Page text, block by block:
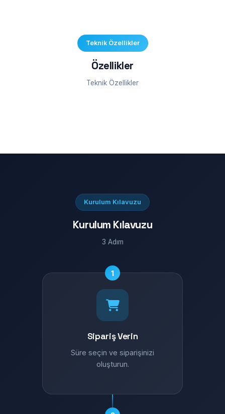
Teknik Özellikler
Özellikler
Teknik Özellikler
Kurulum Kılavuzu
Kurulum Kılavuzu
3 Adım
1
Sipariş Verin
Süre seçin ve siparişinizi
oluşturun.